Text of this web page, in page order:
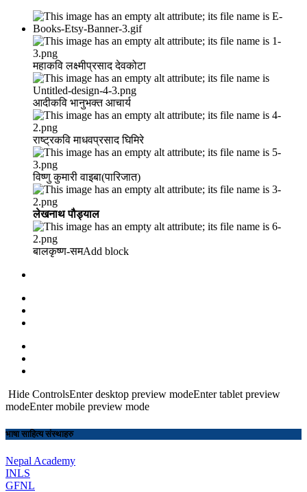
महाकवि लक्ष्मीप्रसाद देवकोटा
आदीकवि भानुभक्त आचार्य
राष्ट्रकवि माधवप्रसाद घिमिरे
विष्णु कुमारी वाइबा(पारिजात)
लेखनाथ पौड्याल
बालकृष्ण-सम Add block
Hide ControlsEnter desktop preview modeEnter tablet preview
modeEnter mobile preview mode
भाषा साहित्य संस्थाहरु
Nepal Academy
INLS
GFNL